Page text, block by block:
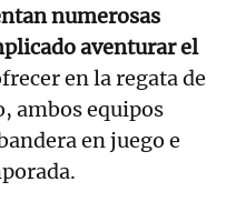
numerosas
aventurar el
en la regata de
ambos equipos
en juego e